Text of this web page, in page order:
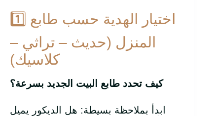
1️⃣ اختيار الهدية حسب طابع
المنزل (حديث – تراثي –
كلاسيك)
كيف تحدد طابع البيت الجديد بسرعة؟
ابدأ بملاحظة بسيطة: هل الديكور يميل